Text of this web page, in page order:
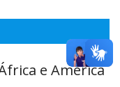
e América